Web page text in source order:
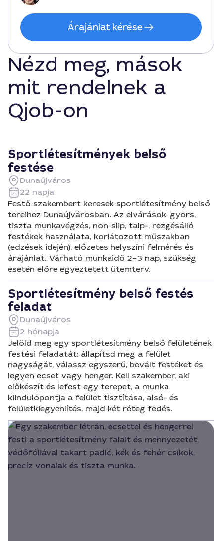
Árajánlat kérése
Nézd meg, mások
mit rendelnek a
Qjob-on
Sportlétesítmények belső
festése
Dunaújváros
22 napja
Festő szakembert keresek sportlétesítmény belső
tereihez Dunaújvárosban. Az elvárások: gyors,
tiszta munkavégzés, non-slip, talp-, rezgésálló
festékek használata, korlátozott műszakban
(edzések idején), előzetes helyszíni felmérés és
árajánlat. Várható munkaidő 2–3 nap, szükség
esetén előre egyeztetett ütemterv.
Sportlétesítmény belső festés
feladat
Dunaújváros
2 hónapja
Jelöld meg egy sportlétesítmény belső felületének
festési feladatát: állapítsd meg a felület
nagyságát, válassz egyszerű, bevált festéket és
legyen ecset vagy henger. Kell szakember, aki
előkészít és lefest egy terepet, a munka
kiindulópontja a felület tisztítása, alsó- és
felületkiegyenlítés, majd két réteg fedés.